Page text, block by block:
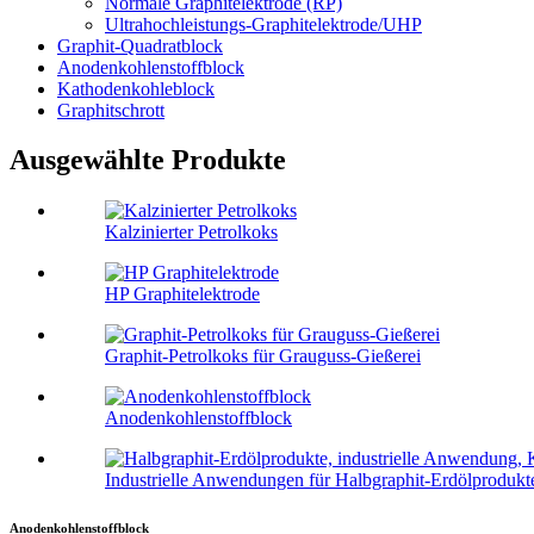
Ultrahochleistungs-Graphitelektrode/UHP
Graphit-Quadratblock
Anodenkohlenstoffblock
Kathodenkohleblock
Graphitschrott
Ausgewählte Produkte
Kalzinierter Petrolkoks
HP Graphitelektrode
Graphit-Petrolkoks für Grauguss-Gießerei
Anodenkohlenstoffblock
Industrielle Anwendungen für Halbgraphit-
Anodenkohlenstoffblock